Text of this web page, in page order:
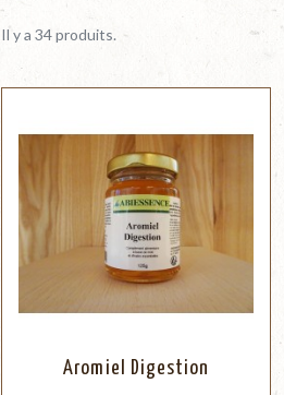
Il y a 34 produits.
Aromiel Digestion